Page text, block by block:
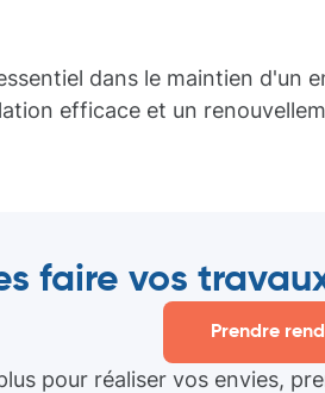
dans le maintien
efficace et un
faire vos
Prendre
pour réaliser vos envies,